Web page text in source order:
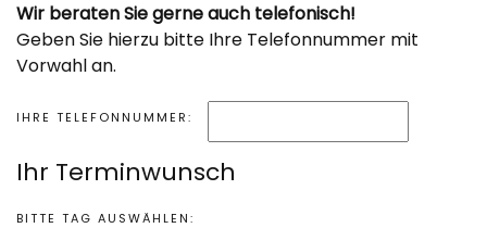
Wir beraten Sie gerne auch telefonisch!
Geben Sie hierzu bitte Ihre Telefonnummer mit
Vorwahl an.
IHRE TELEFONNUMMER:
Ihr Terminwunsch
BITTE TAG AUSWÄHLEN: